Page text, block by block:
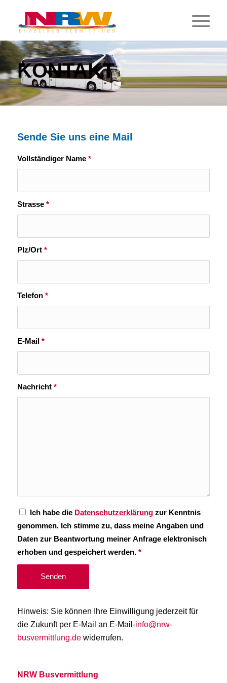
KONTAKT
Sende Sie uns eine Mail
Vollständiger Name *
Strasse *
Plz/Ort *
Telefon *
E-Mail *
Nachricht *
Ich habe die Datenschutzerklärungzur Kenntnis
genommen. Ich stimme zu, dass meine Angaben und
Daten zur Beantwortung meiner Anfrage elektronisch
erhoben und gespeichert werden. *
Hinweis: Sie können Ihre Einwilligung jederzeit für
die Zukunft per E-Mail an E-Mail-info@nrw-
busvermittlung.de widerrufen.
NRW Busvermittlung